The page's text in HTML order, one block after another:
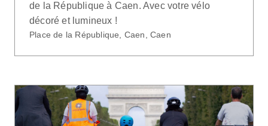
de la République à Caen. Avec votre vélo
décoré et lumineux !
Place de la République, Caen, Caen